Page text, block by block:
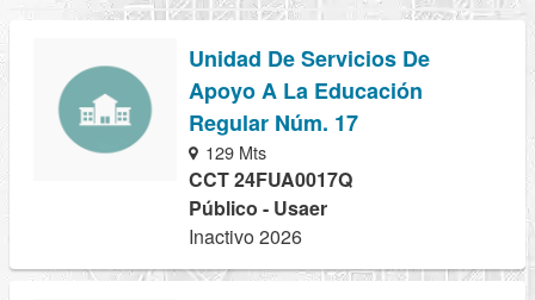
Unidad De Servicios De
Apoyo A La Educación
Regular Núm. 17
129 Mts
CCT 24FUA0017Q
Público - Usaer
Inactivo 2026